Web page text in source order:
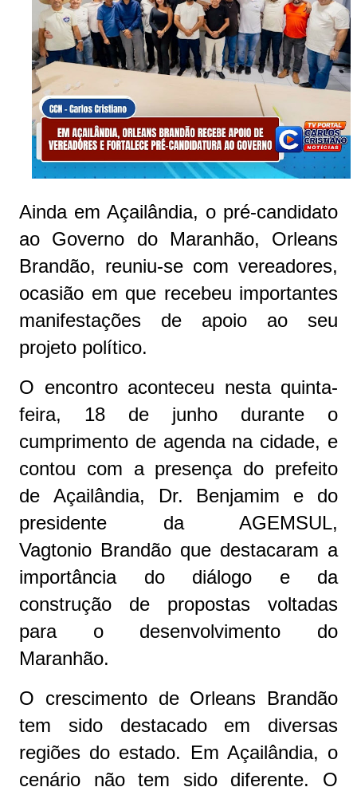
Ainda em Açailândia, o pré-candidato
ao Governo do Maranhão, Orleans
Brandão, reuniu-se com vereadores,
ocasião em que recebeu importantes
manifestações de apoio ao seu
projeto político.
O encontro aconteceu nesta quinta-
feira, 18 de junho durante o
cumprimento de agenda na cidade, e
contou com a presença do prefeito
de Açailândia, Dr. Benjamim e do
presidente da AGEMSUL,
Vagtonio Brandão que destacaram a
importância do diálogo e da
construção de propostas voltadas
para o desenvolvimento do
Maranhão.
O crescimento de Orleans Brandão
tem sido destacado em diversas
regiões do estado. Em Açailândia, o
cenário não tem sido diferente. O